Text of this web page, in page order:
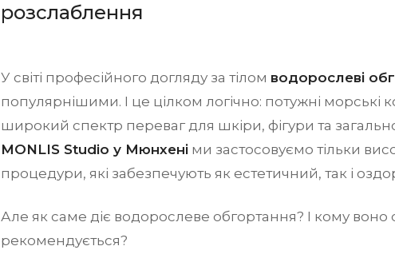
розслаблення
У світі професійного догляду за тілом водорослеві
популярнішими. І це цілком логічно: потужні
широкий спектр переваг для шкіри, фігури та
MONLIS Studio у Мюнхені ми застосовуємо тільки
процедури, які забезпечують як естетичний, так і
Але як саме діє водорослеве обгортання? І кому воно
рекомендується?